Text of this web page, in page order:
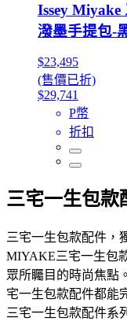
Issey
潑墨手提包-
$23,495
(售價已折)
$29,741
P幣
折扣
三宅一生包款
三宅一生包款配件，
MIYAKE三宅一生包
眾所矚目的時尚焦點
宅一生包款配件都能
三宅一生包款配件系